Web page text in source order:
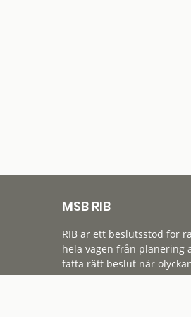
MSB RIB
RIB är ett beslutsstöd för
hela vägen från
fatta rätt beslut när